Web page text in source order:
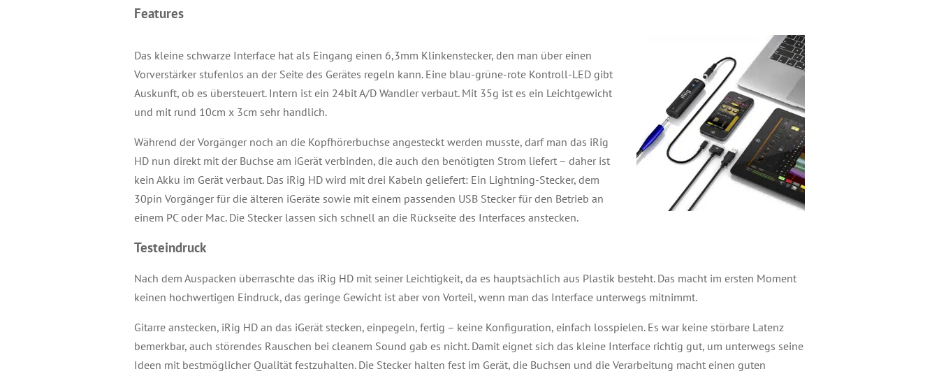
Features
Das kleine schwarze Interface hat als Eingang einen 6,3mm Klinkenstecker, den man über einen
Vorverstärker stufenlos an der Seite des Gerätes regeln kann. Eine blau-grüne-rote Kontroll-LED gibt
Auskunft, ob es übersteuert. Intern ist ein 24bit A/D Wandler verbaut. Mit 35g ist es ein Leichtgewicht
und mit rund 10cm x 3cm sehr handlich.
Während der Vorgänger noch an die Kopfhörerbuchse angesteckt werden musste, darf man das iRig
HD nun direkt mit der Buchse am iGerät verbinden, die auch den benötigten Strom liefert – daher ist
kein Akku im Gerät verbaut. Das iRig HD wird mit drei Kabeln geliefert: Ein Lightning-Stecker, dem
30pin Vorgänger für die älteren iGeräte sowie mit einem passenden USB Stecker für den Betrieb an
einem PC oder Mac. Die Stecker lassen sich schnell an die Rückseite des Interfaces anstecken.
Testeindruck
Nach dem Auspacken überraschte das iRig HD mit seiner Leichtigkeit, da es hauptsächlich aus Plastik besteht. Das macht im ersten Moment
keinen hochwertigen Eindruck, das geringe Gewicht ist aber von Vorteil, wenn man das Interface unterwegs mitnimmt.
Gitarre anstecken, iRig HD an das iGerät stecken, einpegeln, fertig – keine Konfiguration, einfach losspielen. Es war keine störbare Latenz
bemerkbar, auch störendes Rauschen bei cleanem Sound gab es nicht. Damit eignet sich das kleine Interface richtig gut, um unterwegs seine
Ideen mit bestmöglicher Qualität festzuhalten. Die Stecker halten fest im Gerät, die Buchsen und die Verarbeitung macht einen guten